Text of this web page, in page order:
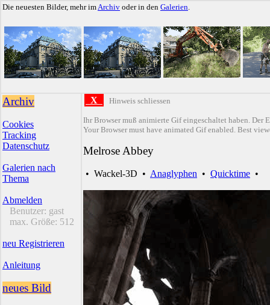
Die neuesten Bilder, mehr imArchiv oder in den Galerien.
Archiv
Cookies
Tracking
Datenschutz
Galerien nach
Thema
Abmelden
Benutzer: gast
max. Größe: 512
neu Registrieren
Anleitung
neues Bild
X Hinweis schliessen
Ihr Browser muß animierte Gif eingeschaltet haben. Der
Your Browser must have animated Gif enabled. Best
Melrose Abbey
• Wackel-3D • Anaglyphen • Quicktime •